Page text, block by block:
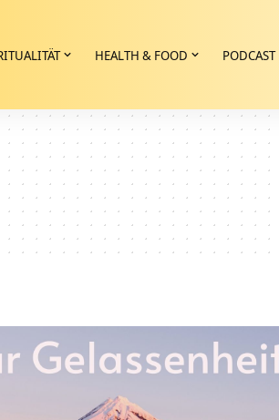
HEALTH & FOOD PODCAST